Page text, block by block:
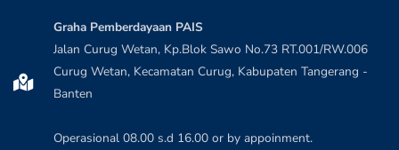
Graha Pemberdayaan PAIS
Jalan Curug Wetan, Kp.Blok Sawo No.73 RT.001/RW.006
Curug Wetan, Kecamatan Curug, Kabupaten Tangerang -
Banten
Operasional 08.00 s.d 16.00 or by appoinment.